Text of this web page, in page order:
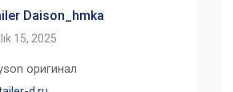
Daison_hmka
15, 2025
оригинал